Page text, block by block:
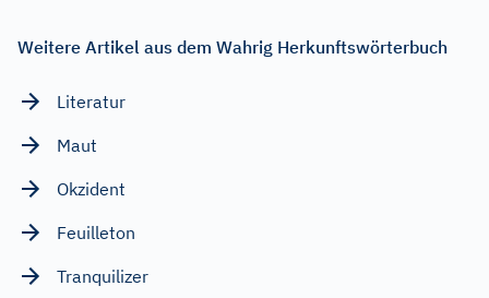
Weitere Artikel aus dem Wahrig Herkunftswörterbuch
Literatur
Maut
Okzident
Feuilleton
Tranquilizer